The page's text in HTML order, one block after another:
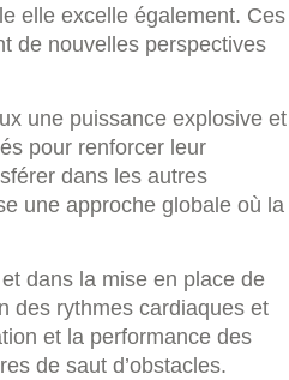
elle excelle également. Ces
de nouvelles perspectives
une puissance explosive et
pour renforcer leur
dans les autres
une approche globale où la
dans la mise en place de
des rythmes cardiaques et
et la performance des
de saut d’obstacles.